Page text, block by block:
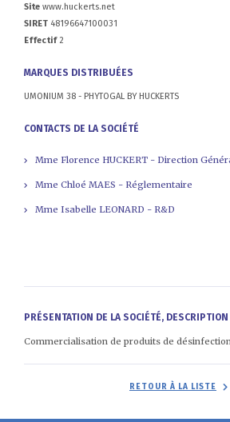
Site www.huckerts.net
SIRET 48196647100031
Effectif2
MARQUES DISTRIBUÉES
UMONIUM 38 - PHYTOGAL BY HUCKERTS
CONTACTS DE LA SOCIÉTÉ
Mme Florence HUCKERT - Direction
Mme Chloé MAES - Réglementaire
Mme Isabelle LEONARD - R&D
PRÉSENTATION DE LA SOCIÉTÉ, DESCRIPTION
Commercialisation de produits de désinfection
RETOUR À LA LISTE